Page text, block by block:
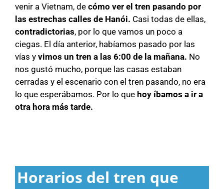
venir a Vietnam, de cómo ver el tren pasando por
las estrechas calles de Hanói. Casi todas de ellas,
contradictorias, por lo que vamos un poco a
ciegas. El día anterior, habíamos pasado por las
vías y vimos un tren a las 6:00 de la mañana. No
nos gustó mucho, porque las casas estaban
cerradas y el escenario con el tren pasando, no era
lo que esperábamos. Por lo que hoy íbamos a ir a
otra hora más tarde.
Horarios del tren que